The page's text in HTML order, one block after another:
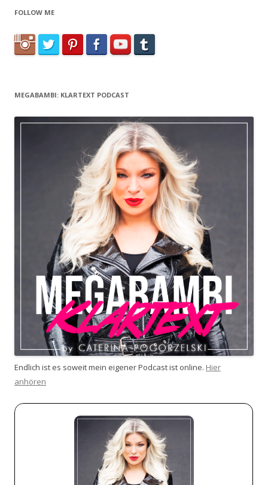
FOLLOW ME
MEGABAMBI: KLARTEXT PODCAST
Endlich ist es soweit mein eigener Podcast ist online. Hier
anhören